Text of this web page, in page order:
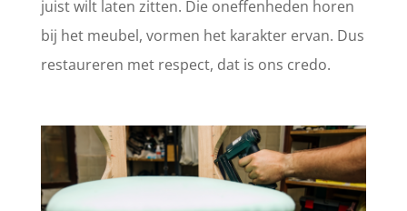
juist wilt laten zitten. Die oneffenheden horen
bij het meubel, vormen het karakter ervan. Dus
restaureren met respect, dat is ons credo.